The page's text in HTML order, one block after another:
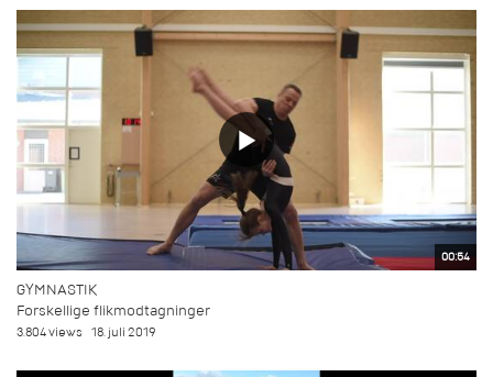
00:54
GYMNASTIK
Forskellige flikmodtagninger
3.804 views 18. juli 2019